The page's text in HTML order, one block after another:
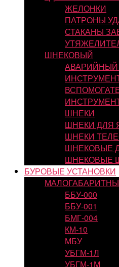
ЖЕЛОНКИ
ПАТРОНЫ
СТАКАНЫ
ШНЕКОВЫЙ
ШНЕКИ
ШНЕКИ ДЛЯ
ШНЕКИ
ШНЕКОВЫЕ
ШНЕКОВЫЕ
БУРОВЫЕ УСТАНОВКИ
ББУ-000
ББУ-001
БМГ-004
КМ-10
МБУ
УБГМ-1Л
УБГМ-1М